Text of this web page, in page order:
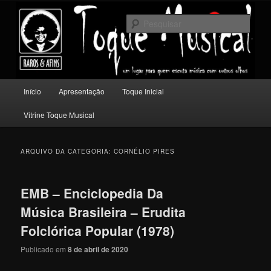
conteúdo
principal
conteúdo
secundário
Toque Musical
Um lugar para quem escuta música com outros olhos.
principal
Início Apresentação Toque Inicial
Vitrine Toque Musical
ARQUIVO DA CATEGORIA:CORNÉLIO PIRES
EMB – Enciclopedia Da
Música Brasileira – Erudita
Folclórica Popular (1978)
Publicado em8 de abril de 2020